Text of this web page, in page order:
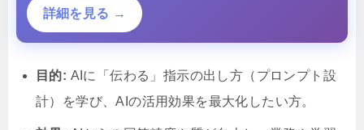
詳細を見る →
目的: AIに「伝わる」指示の出し方（プロンプト設
計）を学び、AIの活用効果を最大化したい方。